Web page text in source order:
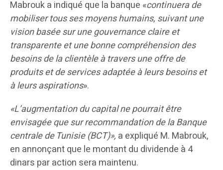
Mabrouk a indiqué que la banque «continuera de
mobiliser tous ses moyens humains, suivant une
vision basée sur une gouvernance claire et
transparente et une bonne compréhension des
besoins de la clientèle à travers une offre de
produits et de services adaptée à leurs besoins et
à leurs aspirations».
«L’augmentation du capital ne pourrait être
envisagée que sur recommandation de la Banque
centrale de Tunisie (BCT)», a expliqué M. Mabrouk,
en annonçant que le montant du dividende à 4
dinars par action sera maintenu.